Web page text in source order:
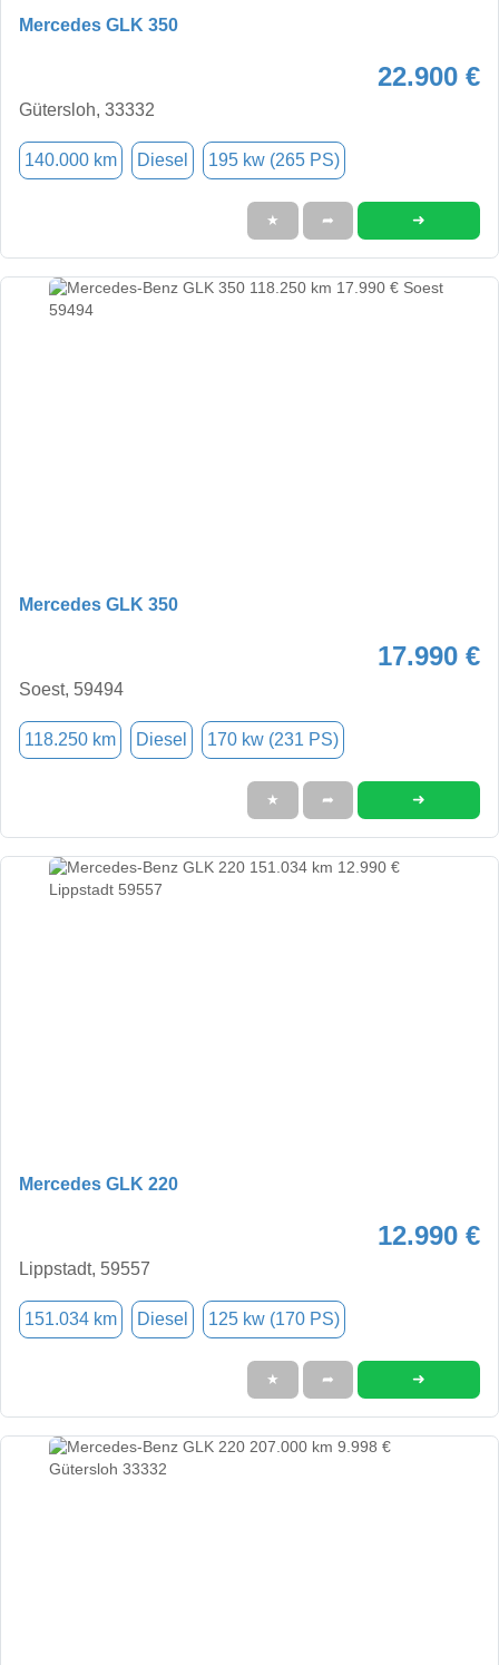
Mercedes GLK 350
22.900 €
Gütersloh, 33332
140.000 km Diesel 195 kw (265 PS)
★ ➦ ➜
Mercedes GLK 350
17.990 €
Soest, 59494
118.250 km Diesel 170 kw (231 PS)
★ ➦ ➜
Mercedes GLK 220
12.990 €
Lippstadt, 59557
151.034 km Diesel 125 kw (170 PS)
★ ➦ ➜